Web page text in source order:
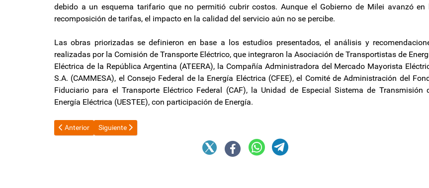
debido a un esquema tarifario que no permitió cubrir costos. Aunque el Gobierno de Milei avanzó en
recomposición de tarifas, el impacto en la calidad del servicio aún no se percibe.
Las obras priorizadas se definieron en base a los estudios presentados, el análisis y
realizadas por la Comisión de Transporte Eléctrico, que integraron la Asociación de Transportistas de
Eléctrica de la República Argentina (ATEERA), la Compañía Administradora del Mercado Mayorista
S.A. (CAMMESA), el Consejo Federal de la Energía Eléctrica (CFEE), el Comité de Administración del
Fiduciario para el Transporte Eléctrico Federal (CAF), la Unidad de Especial Sistema de Transmisión
Energía Eléctrica (UESTEE), con participación de Energía.
Artículo anterior: Nueva edición de “Tu Capital te Abriga”
Anterior Artículo siguiente: “Zenteno hizo uso de su derecho al receso laboral”
Siguiente